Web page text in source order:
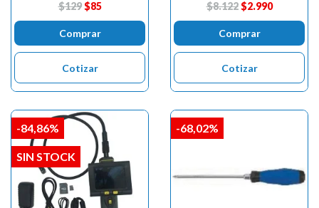
$129 $85
Comprar
Cotizar
$8.122 $2.990
Comprar
Cotizar
-84,86%
SIN STOCK
-68,02%